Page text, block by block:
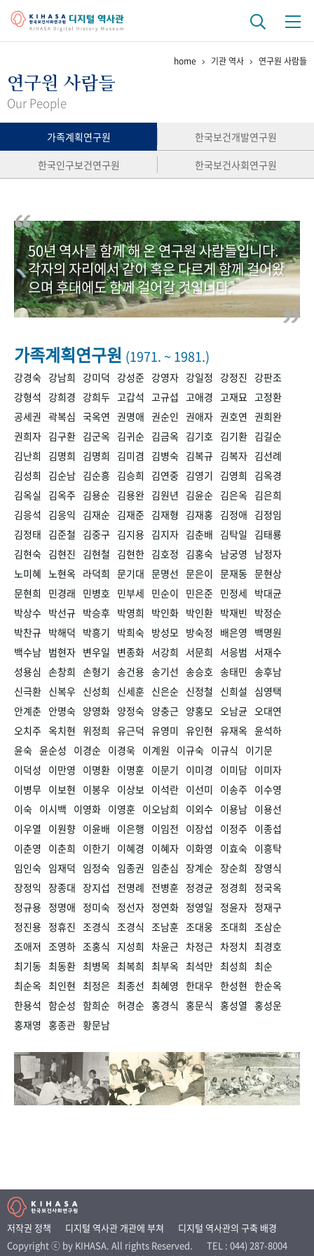
걸어온 길 기관 변천사
연구 역사
정책과 연구 키워드로 보는 연구 역사
연구자들
간행물 변천사
기록물 아카이브
사진 아카이브 문서 기록물 행정박물 영상 기록물
50+1주년 기념
+1
VR 역사관
home 기관 역사 연구원 사람들
연구원 사람들
Our People
가족계획연구원
한국보건개발연구원
한국인구보건연구원
한국보건사회연구원
50년 역사를 함께 해 온 연구원 사람들입니다.
각자의 자리에서 같이 혹은 다르게 함께 걸어왔
으며 후대에도 함께 걸어갈 것입니다.
가족계획연구원 (1971. ~ 1981.)
강경숙 강남희 강미덕 강성준 강영자 강일정 강정진
강판조
강형석
강희경 강희두 고갑석 고규섭 고애경 고재묘 고정환
공세권 곽복심 국옥연 권명애 권순인 권애자 권호연 권희완
권희자 김구환 김군옥 김귀순 김금옥 김기호 김기환 김길순
김난희
김명희 김명희 김미겸 김병숙 김복규 김복자 김선례
김성희
김순남 김순흥 김승희 김연중 김영기 김영희
김옥경
김옥실
김옥주 김용순 김용완 김원년 김윤순 김은옥 김은희
김응석
김응익 김재순 김재준 김재형 김재홍 김정애 김정임
김정태 김준철 김중구 김지용 김지자 김춘배 김탁일
김태룡
김현숙 김현진 김현철 김현한 김호정 김홍숙 남궁영
남정자
노미혜 노현옥 라덕희 문기대 문명선 문은이 문재동 문현상
문현희
민경래 민병호 민부세 민순이 민은준 민정세 박대균
박상수 박선규 박승후 박영희 박인화 박인환 박재빈
박정순
박찬규 박해덕 박흥기 박희숙 방성모 방숙정 배은영
백명원
백수남 범현자 변우일 변종화 서강희 서문희 서응범
서재수
성용심 손창희 손형기 송건용 송기선 송승호 송태민 송후남
신극환 신복우 신성희 신세훈 신은순 신정철 신희설
심영택
안계춘 안명숙 양영화 양정숙 양충근 양홍모 오남균 오대연
오치주 옥치현 위정희 유근덕 유영미 유인현 유재옥 윤석하
윤숙 윤순성 이경순 이경욱 이계원 이규숙 이규식
이기문
이덕성
이만영 이명환 이명훈 이문기 이미경 이미담 이미자
이병무 이보현 이봉우 이상보 이석란 이선미 이송주 이수영
이숙 이시백 이영화 이영훈 이오남희 이외수 이용남 이용선
이우열
이원향 이윤배 이은행 이임전 이장섭 이정주 이종섭
이춘영
이춘희 이한기 이혜경 이혜자 이화영 이효숙 이흥탁
임인숙 임재덕 임정숙 임종권 임춘심 장계순 장순희 장영식
장정익 장종대 장지섭 전명례 전병훈 정경균 정경희
정국옥
정규용 정명애 정미숙 정선자 정연화 정영일 정윤자 정재구
정진용 정휴진 조경식 조경식 조남훈 조대웅 조대희 조삼순
조애저 조영하 조홍식 지성희 차윤근 차정근 차정치 최경호
최기동 최동환 최병목 최복희 최부옥 최석만 최성희 최순
최순옥 최인현 최정은 최종선 최혜영 한대우 한성현 한순옥
한용석 함순성 함희순 허경순 홍경식 홍문식 홍성열 홍성운
홍재영 홍종관 황문남
저작권 정책 디지털 역사관 개관에 부쳐
디지털 역사관의 구축 배경
Copyright ⓒ by KIHASA. All rights Reserved.
TEL : 044) 287-8004